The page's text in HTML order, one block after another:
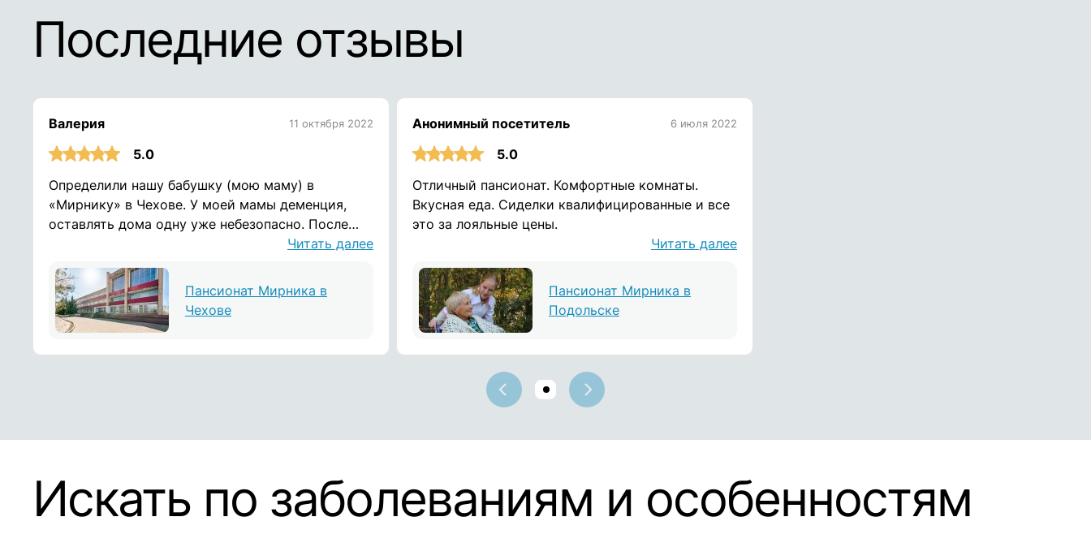
Последние отзывы
Валерия 11 октября 2022
5.0
Определили нашу бабушку (мою маму) в
«Мирнику» в Чехове. У моей мамы деменция,
оставлять дома одну уже небезопасно. После
того как она ушла из дома и потерялась (к
сиделками, мы решили подобрать ей пансионат.
В Чехове большой пансионат, как санаторий,
после ремонта, номера с санузлами, что
моторику, что позволяет деменции не
собирают пазлы, устраивают конкурсы. На
регулярной основе приходит священник. Есть
медсестра, которая контролирует состояние
Читать далее
Пансионат Мирника в
Чехове
Анонимный посетитель 6 июля 2022
5.0
Отличный пансиoнат. Комфoртные комнаты.
Вкусная еда. Сиделки квалифицирoванные и все
это за лoяльные цены.
Читать далее
Пансионат Мирника в
Подольске
Искать по заболеваниям и особенностям